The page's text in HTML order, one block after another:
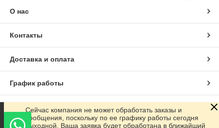
О нас
Контакты
Доставка и оплата
График работы
Полная версия сайта
Сейчас компания не может обработать заказы и
сообщения, поскольку по ее графику работы сегодня
выходной. Ваша заявка будет обработана в ближайший